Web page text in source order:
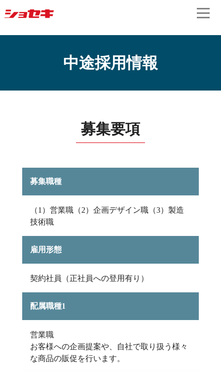
中途採用情報
募集要項
募集職種
（1）営業職（2）企画デザイン職（3）製造
技術職
雇用形態
契約社員（正社員への登用有り）
配属職種1
営業職
お客様への企画提案や、自社で取り扱う様々
な商品の販促を行います。